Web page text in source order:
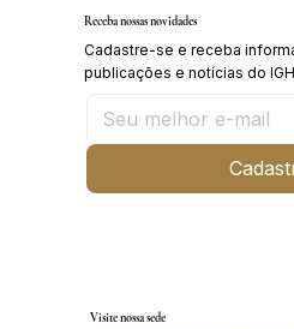
Receba nossas novidades
Cadastre-se e receba
publicações e notícias do
Visite nossa sede